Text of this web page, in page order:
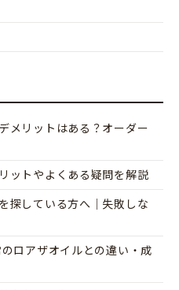
メリットはある？オーダー
ットやよくある疑問を解説
探している方へ｜失敗しな
ロアザオイルとの違い・成